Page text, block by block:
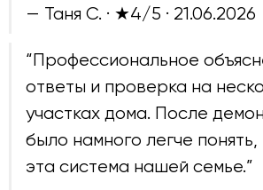
— Таня С. · ★4/5 · 21.06.2026
“Профессиональное
ответы и проверка на
участках дома. После
было намного легче
эта система нашей семье.”